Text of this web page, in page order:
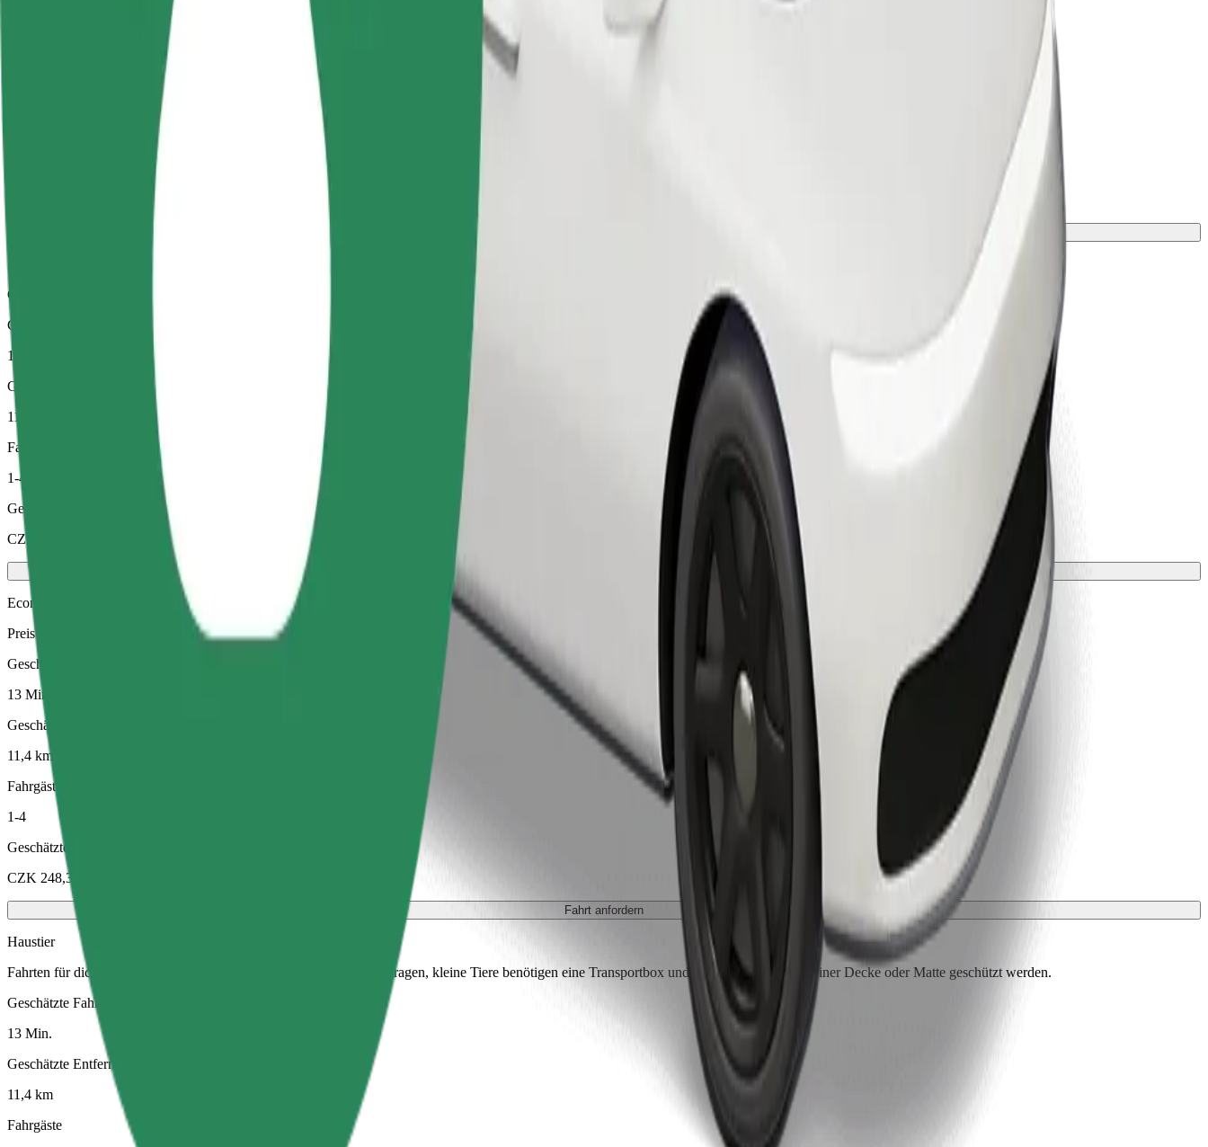
Komfort
Größere Autos mit mehr Beinfreiheit und Stauraum
Geschätzte Fahrtzeit
13 Min.
Geschätzte Entfernung
11,4 km
Fahrgäste
1-4
Geschätzter Preis
CZK 390,50
Economy
Preiswerte Fahrten in Standardfahrzeugen
Geschätzte Fahrtzeit
13 Min.
Geschätzte Entfernung
11,4 km
Fahrgäste
1-4
Geschätzter Preis
CZK 248,30
Fahrt anfordern
Haustier
Fahrten für dich und dein Haustier. Hunde müssen einen Maulkorb tragen, kleine Tiere benötigen eine Transportbox und die Sitze müssen mit einer Decke oder Matte geschützt werden.
Geschätzte Fahrtzeit
13 Min.
Geschätzte Entfernung
11,4 km
Fahrgäste